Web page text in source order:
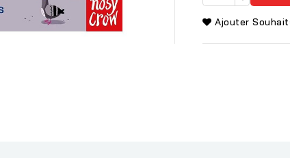
Ajouter